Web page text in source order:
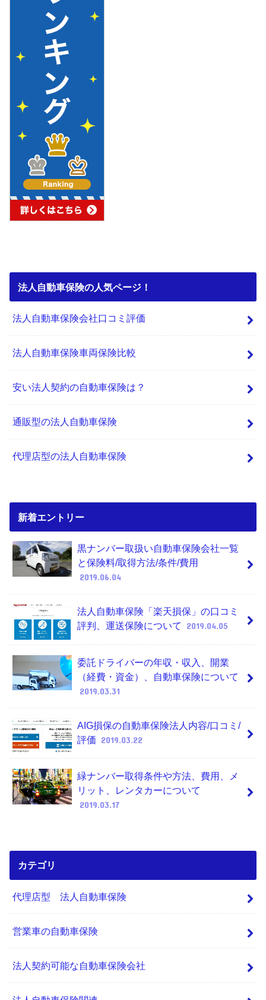
法人自動車保険の人気ページ！
法人自動車保険会社口コミ評価
法人自動車保険車両保険比較
安い法人契約の自動車保険は？
通販型の法人自動車保険
代理店型の法人自動車保険
新着エントリー
黒ナンバー取扱い自動車保険会社一覧
と保険料/取得方法/条件/費用
2019.06.04
法人自動車保険「楽天損保」の口コミ
評判、運送保険について
2019.04.05
委託ドライバーの年収・収入、開業
（経費・資金）、自動車保険について
2019.03.31
AIG損保の自動車保険法人内容/口コミ/
評価 2019.03.22
緑ナンバー取得条件や方法、費用、メ
リット、レンタカーについて
2019.03.17
カテゴリ
代理店型 法人自動車保険
営業車の自動車保険
法人契約可能な自動車保険会社